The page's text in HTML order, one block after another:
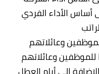
أساس الأداء الفردي
وعائلاتهم
وعائلاتهم